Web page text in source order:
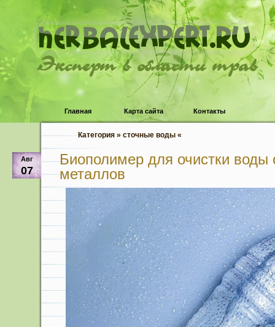
Эксперт в области трав
Главная Карта сайта Контакты
Категория » сточные воды «
Авг
07
Биополимер для очистки воды
металлов